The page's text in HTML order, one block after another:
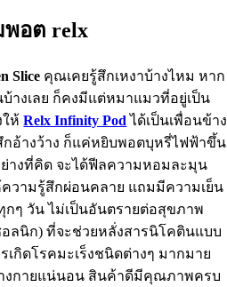
พอต relx
Slice คุณเคยรู้สึกเหงาบ้างไหม หาก
างเลย ก็คงมีแต่หมาแมวที่อยู่เป็น
ให้Relx Infinity Pod ได้เป็นเพื่อนข้าง
อ้างว้าง ก็แค่หยิบพอตบุหรี่ไฟฟ้าขึ้น
ย่างที่คิด จะได้ฟีลความหอมละมุน
วามรู้สึกผ่อนคลาย แถมมีความเย็น
ๆ วัน ไม่เป็นอันตรายต่อสุขภาพ
อลนิก) ที่จะช่วยหลั่งสารนิโคตินแบบ
กิดโรคมะเร็งชนิดต่างๆ มากมาย
งกายแน่นอน สินค้าดีมีคุณภาพครบ